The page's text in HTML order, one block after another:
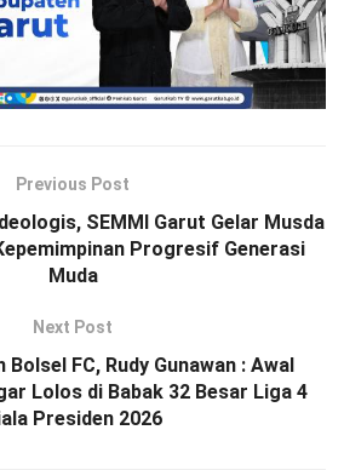
Previous Post
SEMMI Garut Gelar Musda
Progresif Generasi
Muda
Next Post
FC, Rudy Gunawan : Awal
Lolos di Babak 32 Besar Liga 4
Presiden 2026